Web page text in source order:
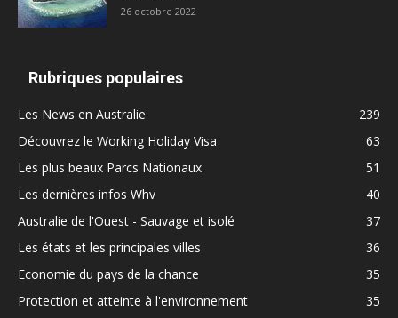
26 octobre 2022
Rubriques populaires
Les News en Australie
239
Découvrez le Working Holiday Visa
63
Les plus beaux Parcs Nationaux
51
Les dernières infos Whv
40
Australie de l'Ouest - Sauvage et isolé
37
Les états et les principales villes
36
Economie du pays de la chance
35
Protection et atteinte à l'environnement
35